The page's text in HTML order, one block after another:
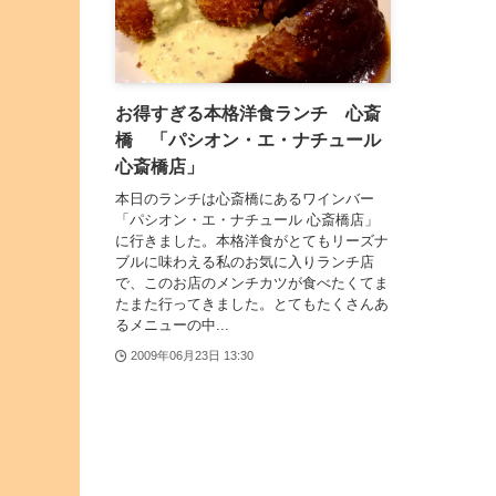
お得すぎる本格洋食ランチ 心斎
橋 「パシオン・エ・ナチュール
心斎橋店」
本日のランチは心斎橋にあるワインバー
「パシオン・エ・ナチュール 心斎橋店」
に行きました。本格洋食がとてもリーズナ
ブルに味わえる私のお気に入りランチ店
で、このお店のメンチカツが食べたくてま
たまた行ってきました。とてもたくさんあ
るメニューの中...
2009年06月23日 13:30